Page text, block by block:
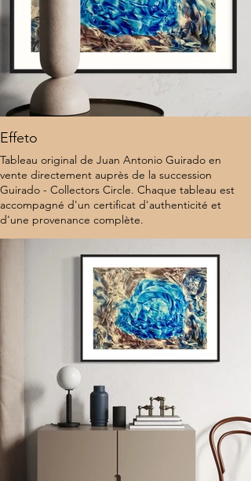
Effeto
Tableau original de Juan Antonio Guirado en
vente directement auprès de la succession
Guirado - Collectors Circle. Chaque tableau est
accompagné d'un certificat d'authenticité et
d'une provenance complète.